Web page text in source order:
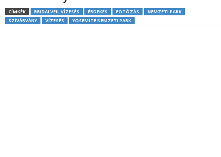
CÍMKÉK BRIDALVEIL VÍZESÉS ÉRDEKES FOTÓZÁS
NEMZETI PARK
SZIVÁRVÁNY
VÍZESÉS YOSEMITE NEMZETI PARK